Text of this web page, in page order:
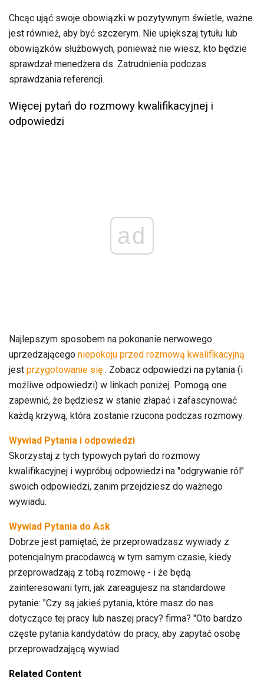
Chcąc ująć swoje obowiązki w pozytywnym świetle, ważne
jest również, aby być szczerym. Nie upiększaj tytułu lub
obowiązków służbowych, ponieważ nie wiesz, kto będzie
sprawdzał menedżera ds. Zatrudnienia podczas
sprawdzania referencji.
Więcej pytań do rozmowy kwalifikacyjnej i
odpowiedzi
ad
Najlepszym sposobem na pokonanie nerwowego
uprzedzającego niepokoju przed rozmową kwalifikacyjną
jest przygotowanie się . Zobacz odpowiedzi na pytania (i
możliwe odpowiedzi) w linkach poniżej. Pomogą one
zapewnić, że będziesz w stanie złapać i zafascynować
każdą krzywą, która zostanie rzucona podczas rozmowy.
Wywiad Pytania i odpowiedzi
Skorzystaj z tych typowych pytań do rozmowy
kwalifikacyjnej i wypróbuj odpowiedzi na "odgrywanie ról"
swoich odpowiedzi, zanim przejdziesz do ważnego
wywiadu.
Wywiad Pytania do Ask
Dobrze jest pamiętać, że przeprowadzasz wywiady z
potencjalnym pracodawcą w tym samym czasie, kiedy
przeprowadzają z tobą rozmowę - i że będą
zainteresowani tym, jak zareagujesz na standardowe
pytanie: "Czy są jakieś pytania, które masz do nas
dotyczące tej pracy lub naszej pracy? firma? "Oto bardzo
częste pytania kandydatów do pracy, aby zapytać osobę
przeprowadzającą wywiad.
Related Content